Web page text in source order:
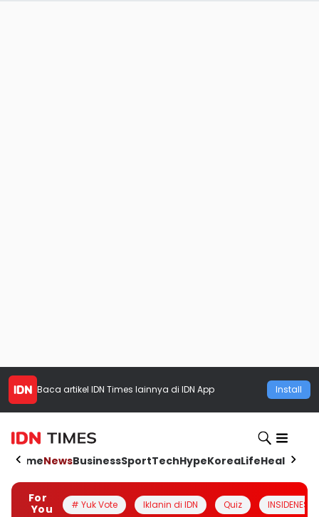
Baca artikel IDN Times lainnya di IDN App Install
HomeNewsBusinessSportTechHypeKoreaLifeHealth
For
You
# Yuk Vote Iklanin di IDN Quiz INSIDENESIA